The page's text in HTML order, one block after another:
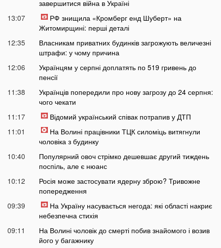
завершитися війна в Україні
13:07
РФ знищила «Кромберг енд Шуберт» на
Житомирщині: перші деталі
12:35
Власникам приватних будинків загрожують величезні
штрафи: у чому причина
12:06
Українцям у серпні доплатять по 519 гривень до
пенсії
11:38
Українців попередили про нову загрозу до 24 серпня:
чого чекати
11:17
Відомий український співак потрапив у ДТП
11:01
На Волині працівники ТЦК силоміць витягнули
чоловіка з будинку
10:40
Популярний овоч стрімко дешевшає другий тиждень
поспіль, але є нюанс
10:12
Росія може застосувати ядерну зброю? Тривожне
попередження
09:39
На Україну насувається негода: які області накриє
небезпечна стихія
09:11
На Волині чоловік до смерті побив знайомого і возив
його у багажнику